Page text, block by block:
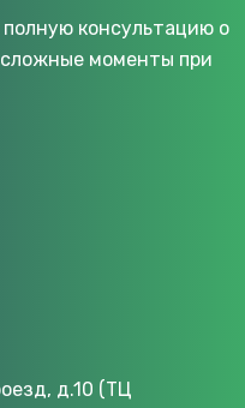
консультацию о
моменты при
д.10 (ТЦ